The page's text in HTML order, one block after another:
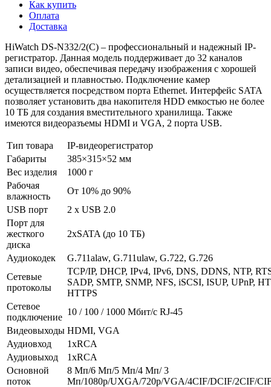
Как купить
Оплата
Доставка
HiWatch DS-N332/2(C) – профессиональный и надежный IP-
регистратор. Данная модель поддерживает до 32 каналов
записи видео, обеспечивая передачу изображения с хорошей
детализацией и плавностью. Подключение камер
осуществляется посредством порта Ethernet. Интерфейс SATA
позволяет установить два накопителя HDD емкостью не более
10 ТБ для создания вместительного хранилища. Также
имеются видеоразъемы HDMI и VGA, 2 порта USB.
Тип товара
IP-видеорегистратор
Габариты
385×315×52 мм
Вес изделия
1000 г
Рабочая
влажность
От 10% до 90%
USB порт
2 x USB 2.0
Порт для
жесткого
диска
2xSATA (до 10 ТБ)
Аудиокодек
G.711alaw, G.711ulaw, G.722, G.726
Сетевые
протоколы
TCP/IP, DHCP, IPv4, IPv6, DNS, DDNS, NTP,
SADP, SMTP, SNMP, NFS, iSCSI, ISUP, UPnP,
HTTPS
Сетевое
подключение
10 / 100 / 1000 Mбит/с RJ-45
Видеовыходы HDMI, VGA
Аудиовход
1хRCA
Аудиовыход
1хRCA
Основной
поток
8 Мп/6 Мп/5 Мп/4 Мп/ 3
Мп/1080p/UXGA/720p/VGA/4CIF/DCIF/2CIF/